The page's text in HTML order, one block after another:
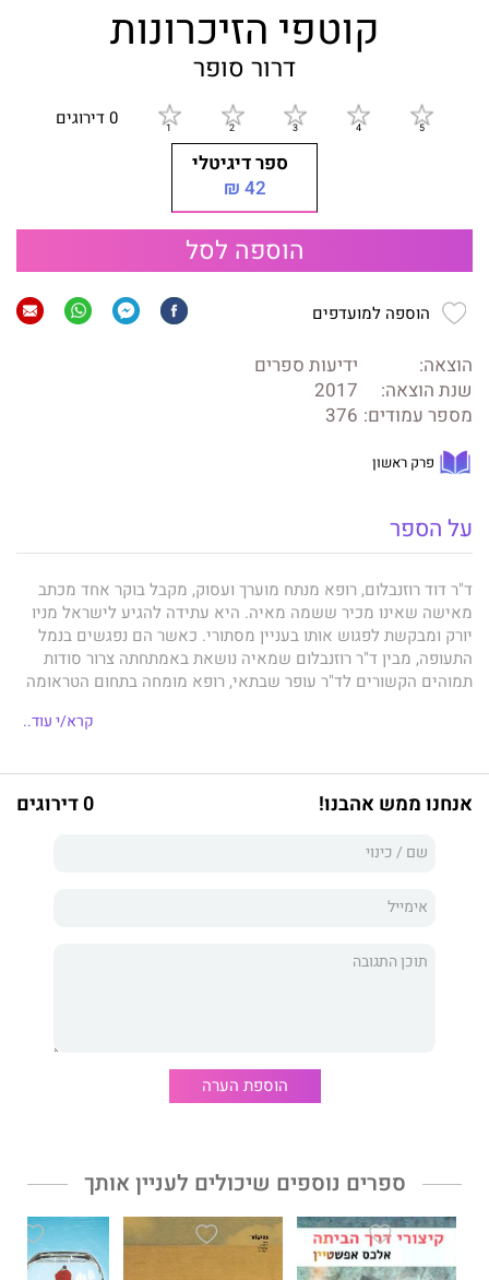
קוטפי הזיכרונות
דרור סופר
0 דירוגים
ספר דיגיטלי
42 ₪
הוספה לסל
הוספה למועדפים
הוצאה:
ידיעות ספרים
שנת הוצאה:
2017
מספר עמודים: 376
פרק ראשון
על הספר
ד"ר דוד רוזנבלום, רופא מנתח מוערך ועסוק, מקבל בוקר אחד מכתב
מאישה שאינו מכיר ששמה מאיה. היא עתידה להגיע לישראל מניו
יורק ומבקשת לפגוש אותו בעניין מסתורי. כאשר הם נפגשים בנמל
התעופה, מבין ד"ר רוזנבלום שמאיה נושאת באמתחתה צרור סודות
תמוהים הקשורים לד"ר עופר שבתאי, רופא מומחה בתחום הטראומה
משהו ניצת בלבם של מאיה ודוד והם יוצאים יחדיו למסע בלתי-צפוי
שנע בין עבר להווה ועשוי לשנות את חייהם מן הקצה אל הקצה.
עבורם ללא ידיעתם כבר לפני שנים רבות, והוא קשור לסיפור אהבה
מעל מערכת היחסים ההולכת ונרקמת בין מאיה ודוד.
קוטפי הזיכרונות
שער אחד מביט אל העבר והשני צופה אל העתיד.
אביב, על רחובותיה וחתוליה. העלילה נמתחת גם אל מעבר לים, אל
בית האופרה הלאומי בבוקרשט, בירת רומניה, ואל בית הספר לרפואה
"קרול דה וילה".
קרא/י עוד..
אנחנו ממש אהבנו! 0 דירוגים
הוספת הערה
ספרים נוספים שיכולים לעניין אותך